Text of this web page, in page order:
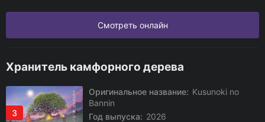
Смотреть онлайн
Хранитель камфорного дерева
3
Оригинальное название: Kusunoki no
Bannin
Год выпуска: 2026